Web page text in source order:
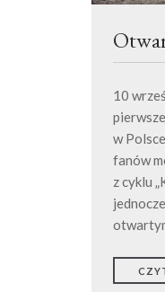
10
w
fanów
z cyklu